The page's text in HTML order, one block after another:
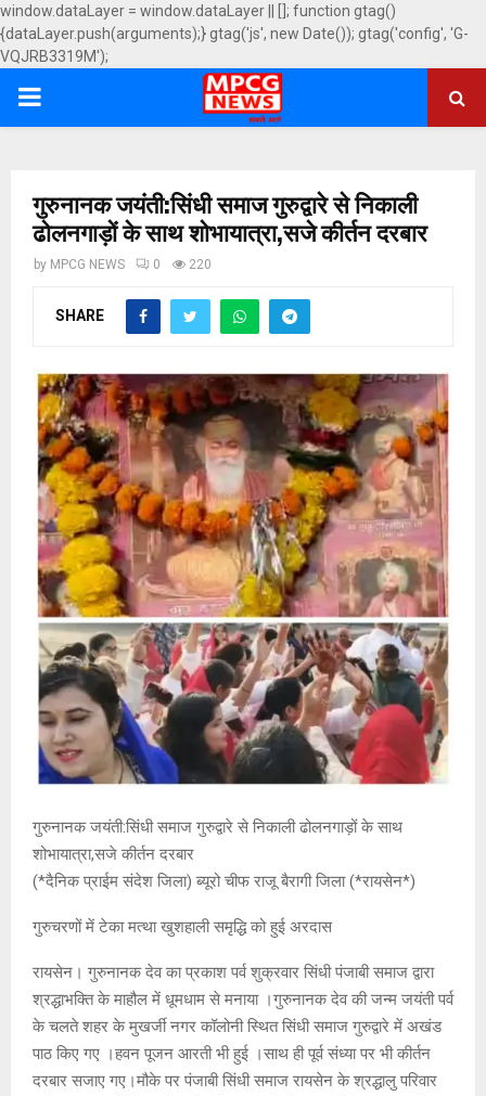
window.dataLayer = window.dataLayer || []; function gtag()
{dataLayer.push(arguments);} gtag('js', new Date()); gtag('config', 'G-
VQJRB3319M');
PRIMARY
गुरुनानक जयंती:सिंधी समाज गुरुद्वारे से निकाली
ढोलनगाड़ों के साथ शोभायात्रा,सजे कीर्तन दरबार
by MPCG NEWS 0 220
SHARE
गुरुनानक जयंती:सिंधी समाज गुरुद्वारे से निकाली ढोलनगाड़ों के साथ
शोभायात्रा,सजे कीर्तन दरबार
(*दैनिक प्राईम संदेश जिला) ब्यूरो चीफ राजू बैरागी जिला (*रायसेन*)
गुरुचरणों में टेका मत्था खुशहाली समृद्धि को हुई अरदास
रायसेन। गुरुनानक देव का प्रकाश पर्व शुक्रवार सिंधी पंजाबी समाज द्वारा
श्रद्धाभक्ति के माहौल में धूमधाम से मनाया ।गुरुनानक देव की जन्म जयंती पर्व
के चलते शहर के मुखर्जी नगर कॉलोनी स्थित सिंधी समाज गुरुद्वारे में अखंड
पाठ किए गए ।हवन पूजन आरती भी हुई ।साथ ही पूर्व संध्या पर भी कीर्तन
दरबार सजाए गए।मौके पर पंजाबी सिंधी समाज रायसेन के श्रद्धालु परिवार